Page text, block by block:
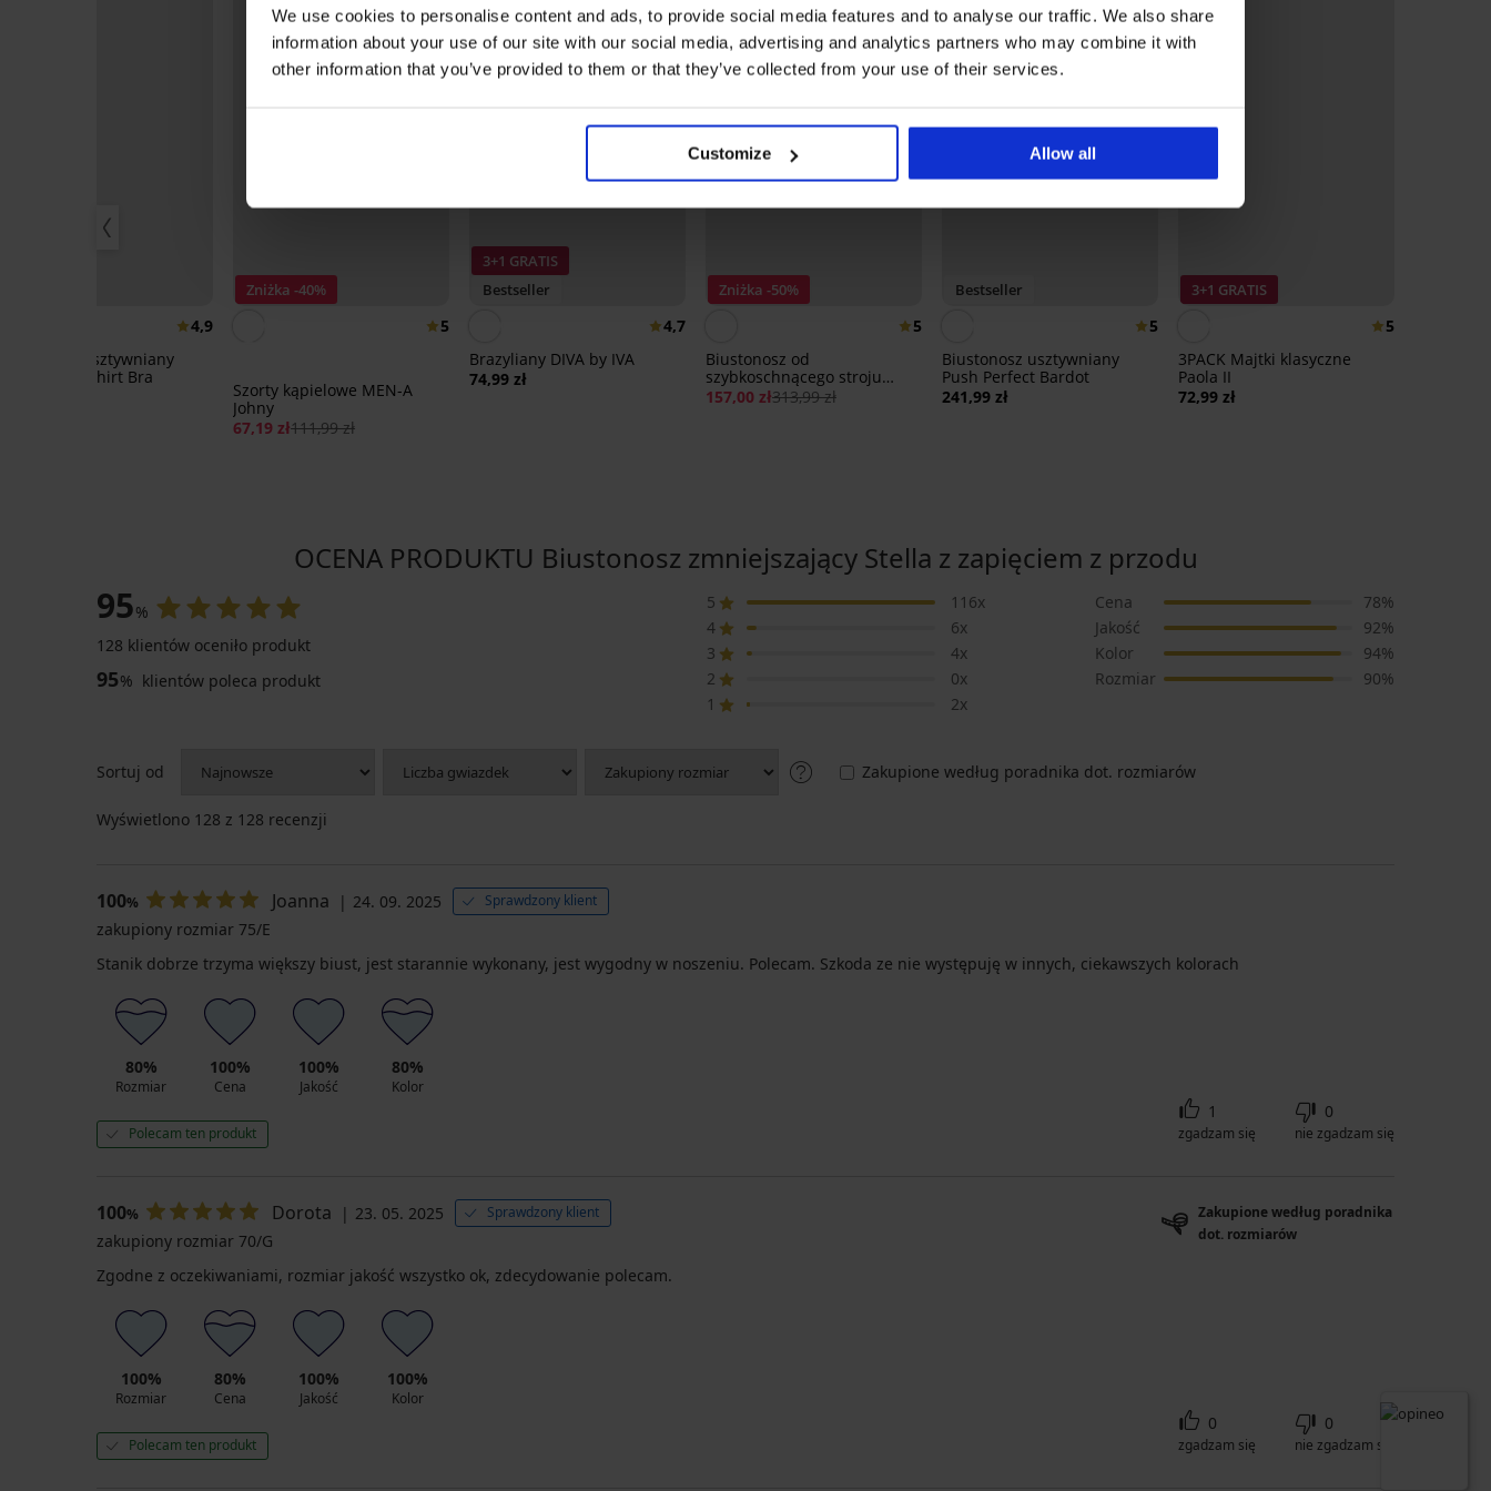
We use cookies to personalise content and ads, to provide social media features and to analyse our traffic. We also share
information about your use of our site with our social media, advertising and analytics partners who may combine it with
other information that you’ve provided to them or that they’ve collected from your use of their services.
Customize Allow all
4,9
usztywniany
T-Shirt Bra
Zniżka -40%
5
Szorty kąpielowe MEN-A
Johny
67,19 zł111,99 zł
3+1 GRATIS
Bestseller
4,7
Brazyliany DIVA by IVA
74,99 zł
Zniżka -50%
5
Biustonosz od
szybkoschnącego stroju
kąpielowego Spacer
157,00 zł313,99 zł
Bestseller
5
Biustonosz usztywniany
Push Perfect Bardot
241,99 zł
3+1 GRATIS
5
3PACK Majtki klasyczne
Paola II
72,99 zł
PREMIUM
rękawy
Shaper
241,99
zł
OCENA PRODUKTU Biustonosz zmniejszający Stella z zapięciem z przodu
95%
128 klientów oceniło produkt
95% klientów poleca produkt
5
116x
4
6x
3
4x
2
0x
1
2x
Cena
78%
Jakość
92%
Kolor
94%
Rozmiar
90%
Sortuj od Zakupione według poradnika dot. rozmiarów
Wyświetlono 128 z 128 recenzji
100% Joanna 24. 09. 2025 Sprawdzony klient
zakupiony rozmiar 75/E
Stanik dobrze trzyma większy biust, jest starannie wykonany, jest wygodny w noszeniu. Polecam. Szkoda ze nie występuję w innych, ciekawszych kolorach
80%
Rozmiar
100%
Cena
100%
Jakość
80%
Kolor
Polecam ten produkt
1
zgadzam się
0
nie zgadzam się
100% Dorota 23. 05. 2025 Sprawdzony klient
Zakupione według poradnika
dot. rozmiarów
zakupiony rozmiar 70/G
Zgodne z oczekiwaniami, rozmiar jakość wszystko ok, zdecydowanie polecam.
100%
Rozmiar
80%
Cena
100%
Jakość
100%
Kolor
Polecam ten produkt
0
zgadzam się
0
nie zgadzam się